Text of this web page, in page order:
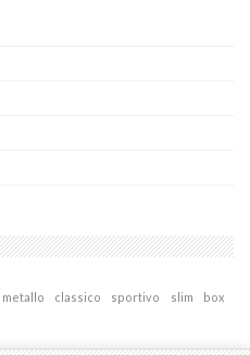
metallo classico sportivo slim
box